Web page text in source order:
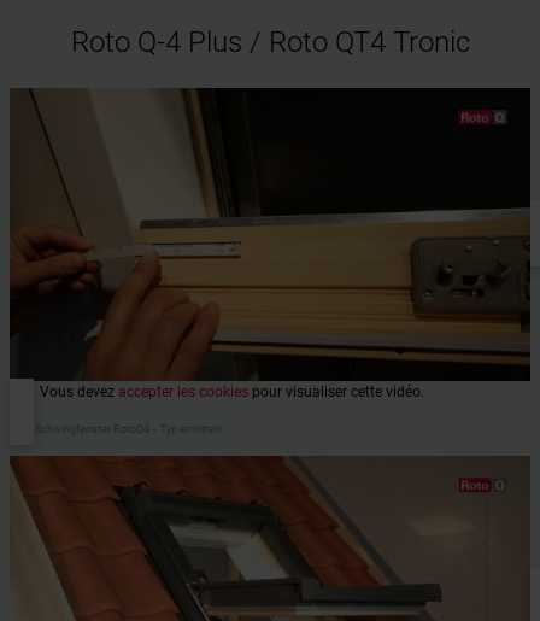
Roto Q-4 Plus / Roto QT4 Tronic
Vous devez accepter les cookies pour visualiser cette vidéo.
Roto Schwingfenster RotoQ4 ‒ Typ ermitteln